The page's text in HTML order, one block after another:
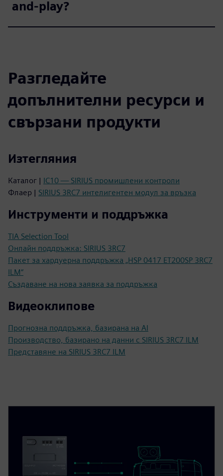
and-play?
Разгледайте
допълнителни ресурси и
свързани продукти
Изтегляния
Каталог | IC10 — SIRIUS промишлени контроли
Флаер | SIRIUS 3RC7 интелигентен модул за връзка
Инструменти и поддръжка
TIA Selection Tool
Онлайн поддръжка: SIRIUS 3RC7
Пакет за хардуерна поддръжка „HSP 0417 ET200SP 3RC7
ILM“
Създаване на нова заявка за поддръжка
Видеоклипове
Прогнозна поддръжка, базирана на AI
Производство, базирано на данни с SIRIUS 3RC7 ILM
Представяне на SIRIUS 3RC7 ILM